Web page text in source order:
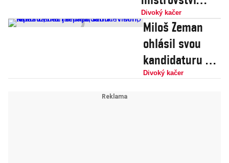
světa porazili.
Za nás jsme
hráli lépe, tvrdí
expremiér
Divoký kačer
Miloš Zeman
ohlásil svou
kandidaturu na
prezidenta.
Divoký kačer